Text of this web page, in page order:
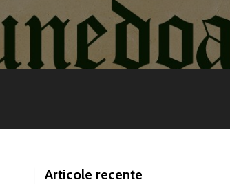
Articole recente